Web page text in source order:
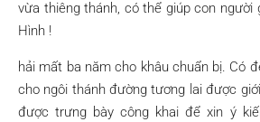
vừa thiêng thánh, có thể giúp con người
Hình !
hải mất ba năm cho khâu chuẩn bị. Có
cho ngôi thánh đường tương lai được
được trưng bày công khai để xin ý